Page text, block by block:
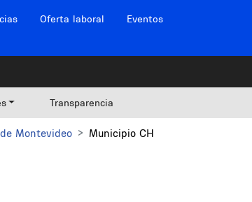
Oferta laboral Eventos
Transparencia
Montevideo Municipio CH